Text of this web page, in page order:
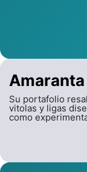
Su portafolio
vitolas y ligas
como